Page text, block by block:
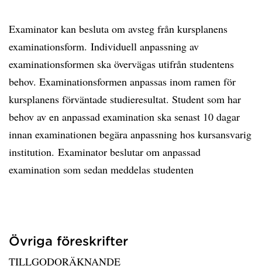
Examinator kan besluta om avsteg från kursplanens
examinationsform. Individuell anpassning av
examinationsformen ska övervägas utifrån studentens
behov. Examinationsformen anpassas inom ramen för
kursplanens förväntade studieresultat. Student som har
behov av en anpassad examination ska senast 10 dagar
innan examinationen begära anpassning hos kursansvarig
institution. Examinator beslutar om anpassad
examination som sedan meddelas studenten
Övriga föreskrifter
TILLGODORÄKNANDE